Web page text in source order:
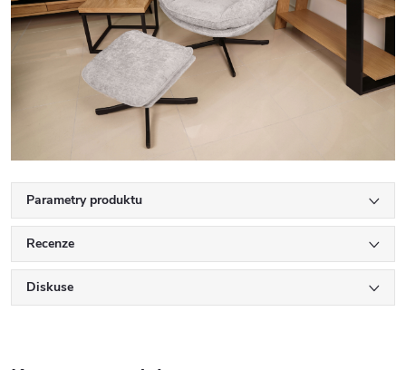
Parametry produktu
Recenze
Diskuse